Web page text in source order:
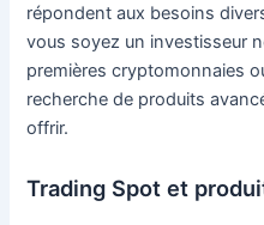
répondent aux besoins
vous soyez un investisseur
premières cryptomonnaies
recherche de produits
offrir.
Trading Spot et